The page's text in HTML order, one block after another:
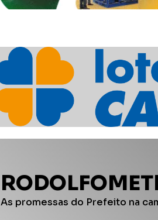
As promessas do Prefeito na